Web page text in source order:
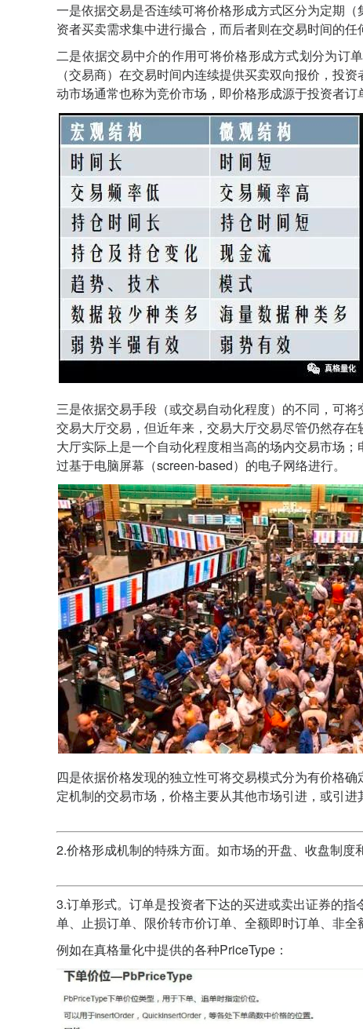
一是依据交易是否连续可将价格形成方式区分为定期
资者买卖需求集中进行撮合，而后者则在交易时间的
二是依据交易中介的作用可将价格形成方式划分为订
（交易商）在交易时间内连续提供买卖双向报价，投
动市场通常也称为竞价市场，即价格形成源于投资者
三是依据交易手段（或交易自动化程度）的不同，可
交易大厅交易，但近年来，交易大厅交易尽管仍然存
大厅实际上是一个自动化程度相当高的场内交易市场
过基于电脑屏幕（screen-based）的电子网络进行。
四是依据价格发现的独立性可将交易模式分为有价格
定机制的交易市场，价格主要从其他市场引进，或引进
2.价格形成机制的特殊方面。如市场的开盘、收盘制度
3.订单形式。订单是投资者下达的买进或卖出证券的
单、止损订单、限价转市价订单、全额即时订单、非全
例如在真格量化中提供的各种PriceType：